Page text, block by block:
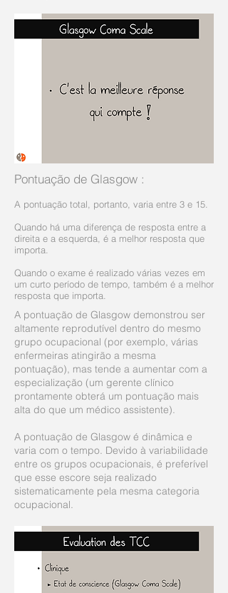
Pontuação de Glasgow :
A pontuação total, portanto, varia entre 3 e 15.
Quando há uma diferença de resposta entre a
direita e a esquerda, é a melhor resposta que
importa.
Quando o exame é realizado várias vezes em
um curto período de tempo, também é a melhor
resposta que importa.
A pontuação de Glasgow demonstrou ser
altamente reprodutível dentro do mesmo
grupo ocupacional (por exemplo, várias
enfermeiras atingirão a mesma
pontuação), mas tende a aumentar com a
especialização (um gerente clínico
prontamente obterá um pontuação mais
alta do que um médico assistente).
A pontuação de Glasgow é dinâmica e
varia com o tempo. Devido à variabilidade
entre os grupos ocupacionais, é preferível
que esse escore seja realizado
sistematicamente pela mesma categoria
ocupacional.